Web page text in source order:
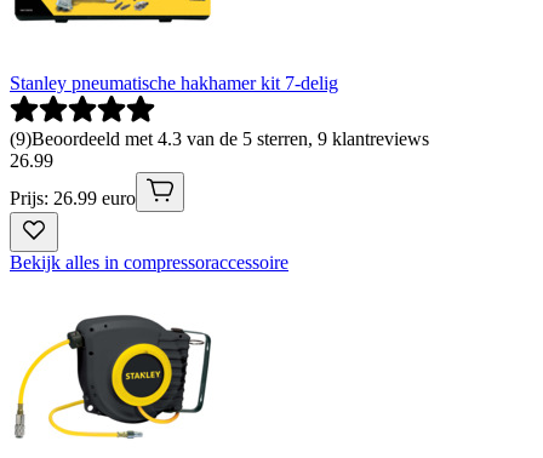
Stanley pneumatische hakhamer kit 7-delig
(9)Beoordeeld met 4.3 van de 5 sterren, 9 klantreviews
26.99
Prijs: 26.99 euro
Bekijk alles in compressoraccessoire